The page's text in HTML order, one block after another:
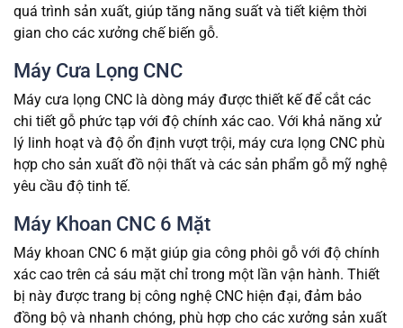
quá trình sản xuất, giúp tăng năng suất và tiết kiệm thời
gian cho các xưởng chế biến gỗ.
Máy Cưa Lọng CNC
Máy cưa lọng CNC là dòng máy được thiết kế để cắt các
chi tiết gỗ phức tạp với độ chính xác cao. Với khả năng xử
lý linh hoạt và độ ổn định vượt trội, máy cưa lọng CNC phù
hợp cho sản xuất đồ nội thất và các sản phẩm gỗ mỹ nghệ
yêu cầu độ tinh tế.
Máy Khoan CNC 6 Mặt
Máy khoan CNC 6 mặt giúp gia công phôi gỗ với độ chính
xác cao trên cả sáu mặt chỉ trong một lần vận hành. Thiết
bị này được trang bị công nghệ CNC hiện đại, đảm bảo
đồng bộ và nhanh chóng, phù hợp cho các xưởng sản xuất